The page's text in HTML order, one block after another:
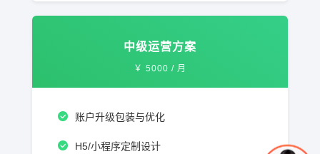
中级运营方案
￥ 5000 / 月
账户升级包装与优化
H5/小程序定制设计